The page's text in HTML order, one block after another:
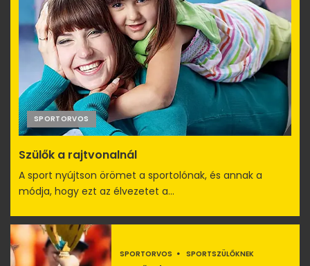
SPORTORVOS
Szülők a rajtvonalnál
A sport nyújtson örömet a sportolónak, és annak a
módja, hogy ezt az élvezetet a...
SPORTORVOS SPORTSZÜLŐKNEK